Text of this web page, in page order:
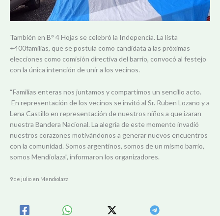
También en B° 4 Hojas se celebró la Indepencia. La lista
+400familias, que se postula como candidata a las próximas
elecciones como comisión directiva del barrio, convocó al festejo
con la única intención de unir a los vecinos.
“Familias enteras nos juntamos y compartimos un sencillo acto.
En representación de los vecinos se invitó al Sr. Ruben Lozano y a
Lena Castillo en representación de nuestros niños a que izaran
nuestra Bandera Nacional. La alegria de este momento invadió
nuestros corazones motivándonos a generar nuevos encuentros
con la comunidad. Somos argentinos, somos de un mismo barrio,
somos Mendiolaza”, informaron los organizadores.
9 de julio en Mendiolaza